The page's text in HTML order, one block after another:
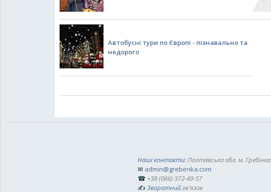
Автобусні тури по Європі - пізнавально та
недорого
Наші контакти: Полтавська обл. м. Гребінка
✉ admin@grebenka.com
☎ +38 (066) 372-49-57
✍ Зворотнийзв'язок